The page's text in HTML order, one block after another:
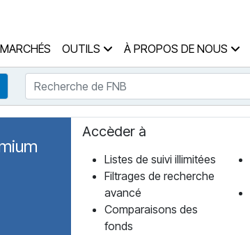
MARCHÉS OUTILS À PROPOS DE NOUS
Recherche de fonds
Recherche de FNB
Accèder à
Listes de suivi illimitées
Filtrages de recherche
avancé
Comparaisons des
fonds